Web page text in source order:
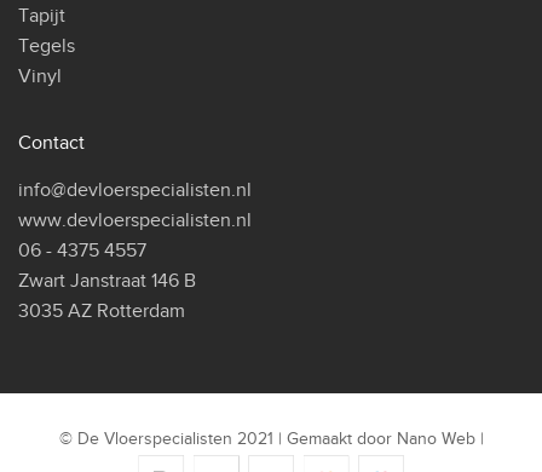
Tapijt
Tegels
Vinyl
Contact
info@devloerspecialisten.nl
www.devloerspecialisten.nl
06 - 4375 4557
Zwart Janstraat 146 B
3035 AZ Rotterdam
© De Vloerspecialisten 2021 | Gemaakt door Nano Web|